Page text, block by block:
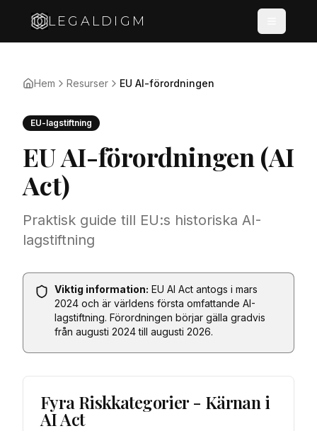
LEGALDIGM
Hem Resurser EU AI-förordningen
EU-lagstiftning
EU AI-förordningen (AI
Act)
Praktisk guide till EU:s historiska AI-
lagstiftning
Viktig information: EU AI Act antogs i mars
2024 och är världens första omfattande AI-
lagstiftning. Förordningen börjar gälla gradvis
från augusti 2024 till augusti 2026.
Fyra Riskkategorier - Kärnan i
AI Act